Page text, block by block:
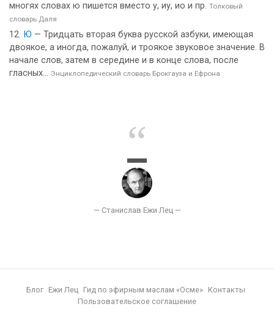
многях словах ю пишется вместо у, иу, ио и пр. Толковый
словарь Даля
Ю — Тридцать вторая буква русской азбуки, имеющая
двоякое, а иногда, пожалуй, и троякое звуковое значение. В
начале слов, затем в середине и в конце слова, после
гласных... Энциклопедический словарь Брокгауза и Ефрона
Блог Ежи Лец Гид по эфирным маслам «Осме»
Контакты
Пользовательское соглашение